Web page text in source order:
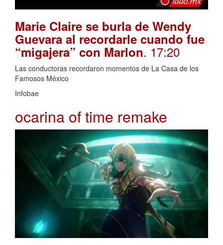
Marie Claire se burla de Wendy
Guevara al recordarle cuando fue
“migajera” con Marlon. 17:20
Las conductoras recordaron momentos de La Casa de los
Famosos México
Infobae
ocarina of time remake